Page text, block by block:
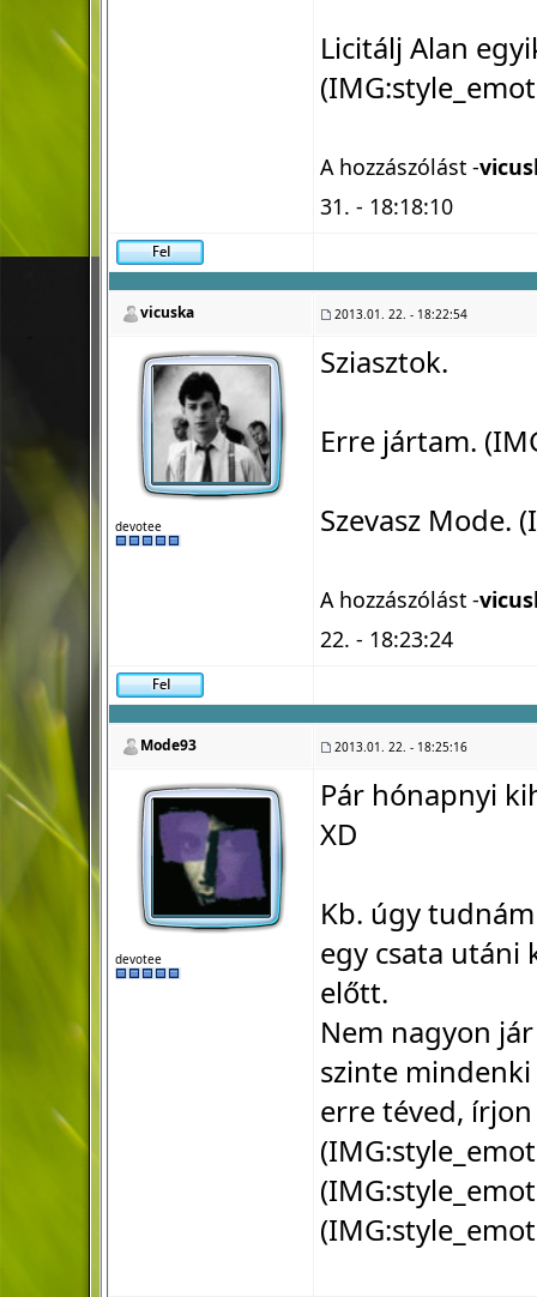
Licitálj Alan
(IMG:
A hozzászólást -
31. - 18:18:10
vicuska 2013.01. 22. - 18:22:54
devotee
Sziasztok.
Erre jártam.
Szevasz Mode.
A hozzászólást -
22. - 18:23:24
Mode93 2013.01. 22. - 18:25:16
devotee
Pár hónapnyi
XD
Kb. úgy
egy csata utáni
előtt.
Nem nagyon
szinte mindenki
erre téved,
(IMG:
(IMG:
(IMG: